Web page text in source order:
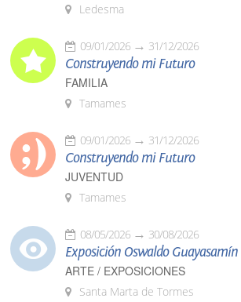
Ledesma
09/01/2026 31/12/2026
Construyendo mi Futuro
FAMILIA
Tamames
09/01/2026 31/12/2026
Construyendo mi Futuro
JUVENTUD
Tamames
08/05/2026 30/08/2026
Exposición Oswaldo Guayasamín
ARTE / EXPOSICIONES
Santa Marta de Tormes